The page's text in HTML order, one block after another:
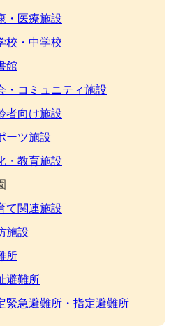
・医療施設
校・中学校
館
・コミュニティ施設
者向け施設
ーツ施設
・教育施設
て関連施設
施設
所
避難所
緊急避難所・指定避難所